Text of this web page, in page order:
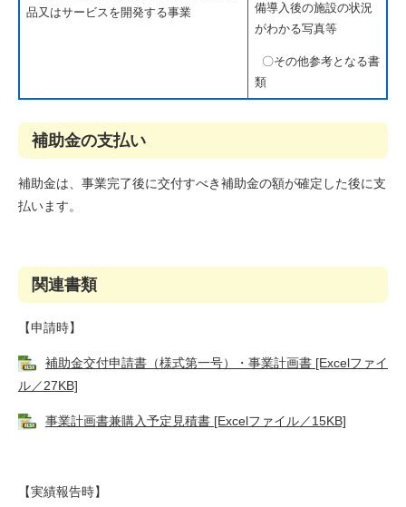
品又はサービスを開発する事業
備導入後の施設の状況
がわかる写真等
〇その他参考となる書
類
補助金の支払い
補助金は、事業完了後に交付すべき補助金の額が確定した後に支
払います。
関連書類
【申請時】
補助金交付申請書（様式第一号）・事業計画書 [Excelファイ
ル／27KB]
事業計画書兼購入予定見積書 [Excelファイル／15KB]
【実績報告時】